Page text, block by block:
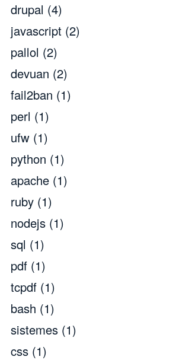
drupal (4)
javascript (2)
pallol (2)
devuan (2)
fail2ban (1)
perl (1)
ufw (1)
python (1)
apache (1)
ruby (1)
nodejs (1)
sql (1)
pdf (1)
tcpdf (1)
bash (1)
sistemes (1)
css (1)